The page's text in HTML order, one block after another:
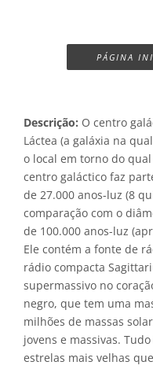
PÁGINA
Descrição: O centro
Láctea (a galáxia na
o local em torno do
centro galáctico faz
de 27.000 anos-luz (8
comparação com o
de 100.000 anos-luz
Ele contém a fonte de
rádio compacta
supermassivo no
negro, que tem uma
milhões de massas
jovens e massivas.
estrelas mais velhas